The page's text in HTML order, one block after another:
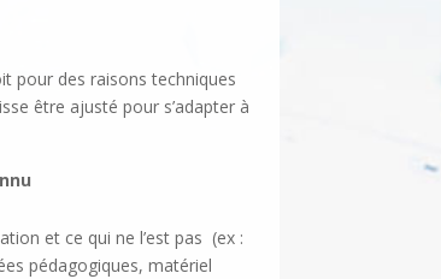
pour des raisons techniques
être ajusté pour s’adapter à
et ce qui ne l’est pas (ex :
pédagogiques, matériel